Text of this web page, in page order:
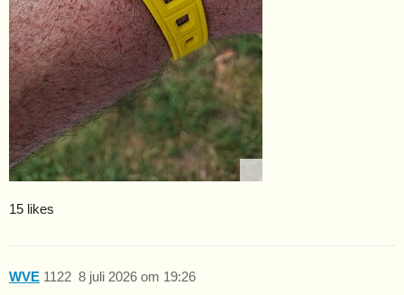
15 likes
WVE 8 juli 2026 om 19:26
1122